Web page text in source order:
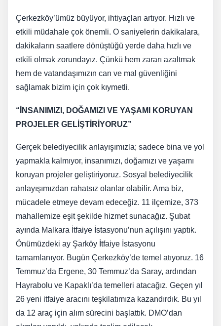
Çerkezköy’ümüz büyüyor, ihtiyaçları artıyor. Hızlı ve
etkili müdahale çok önemli. O saniyelerin dakikalara,
dakikaların saatlere dönüştüğü yerde daha hızlı ve
etkili olmak zorundayız. Çünkü hem zararı azaltmak
hem de vatandaşımızın can ve mal güvenliğini
sağlamak bizim için çok kıymetli.
“İNSANIMIZI, DOĞAMIZI VE YAŞAMI KORUYAN
PROJELER GELİŞTİRİYORUZ”
Gerçek belediyecilik anlayışımızla; sadece bina ve yol
yapmakla kalmıyor, insanımızı, doğamızı ve yaşamı
koruyan projeler geliştiriyoruz. Sosyal belediyecilik
anlayışımızdan rahatsız olanlar olabilir. Ama biz,
mücadele etmeye devam edeceğiz. 11 ilçemize, 373
mahallemize eşit şekilde hizmet sunacağız. Şubat
ayında Malkara İtfaiye İstasyonu’nun açılışını yaptık.
Önümüzdeki ay Şarköy İtfaiye İstasyonu
tamamlanıyor. Bugün Çerkezköy’de temel atıyoruz. 16
Temmuz’da Ergene, 30 Temmuz’da Saray, ardından
Hayrabolu ve Kapaklı’da temelleri atacağız. Geçen yıl
26 yeni itfaiye aracını teşkilatımıza kazandırdık. Bu yıl
da 12 araç için alım sürecini başlattık. DMO’dan